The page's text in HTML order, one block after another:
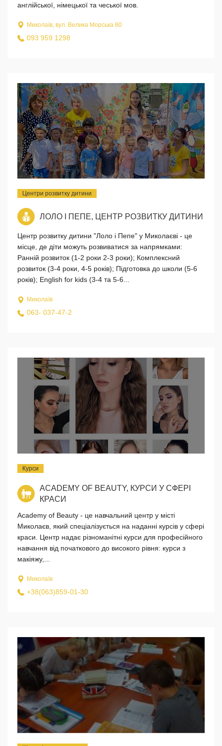
англійської, німецької та чеської мов.
Миколаїв, вул. Велика Морська 80
093 959 1298
Центри розвитку дитини
ЛОЛО І ПЕПЕ, ЦЕНТР РОЗВИТКУ ДИТИНИ
Центр розвитку дитини "Лоло і Пепе" у Миколаєві - це
місце, де діти можуть розвиватися за напрямками:
Ранній розвиток (1-2 роки 2-3 роки); Комплексний
розвиток (3-4 роки, 4-5 років); Підготовка до школи (5-6
років); English for kids (3-4 та 5-6...
Миколаїв
063- 037-47-2
Курси
ACADEMY OF BEAUTY, КУРСИ У СФЕРІ
КРАСИ
Academy of Beauty - це навчальний центр у місті
Миколаєв, який спеціалізується на наданні курсів у сфері
краси. Центр надає різноманітні курси для професійного
навчання від початкового до високого рівня: курси з
макіяжу,...
Миколаїв
+38(063)859-01-30